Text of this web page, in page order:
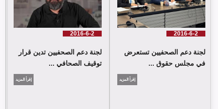
2016-6-2
لجنة دعم الصحفيين تستعرض
في مجلس حقوق ...
إقرأ المزيد
2016-6-2
لجنة دعم الصحفيين تدين قرار
توقيف الصحافي ...
إقرأ المزيد